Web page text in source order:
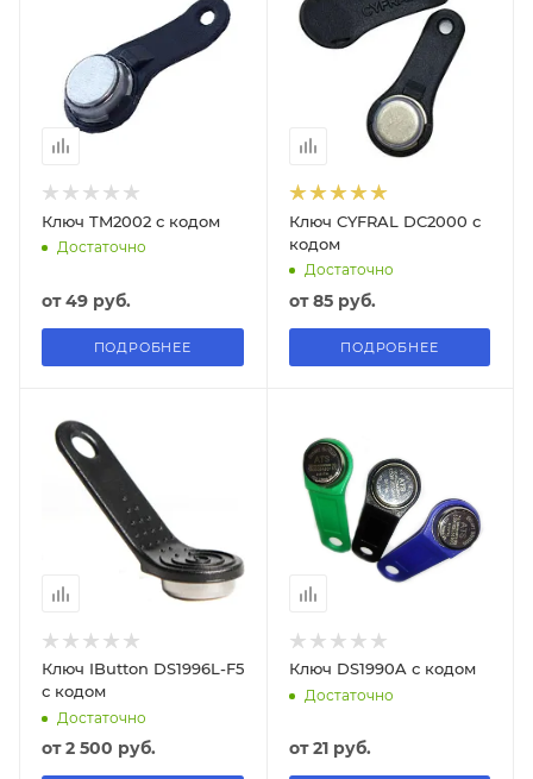
Ключ TM2002 с кодом
Достаточно
от49 руб.
ПОДРОБНЕЕ
Ключ CYFRAL DC2000 с
кодом
Достаточно
от85 руб.
ПОДРОБНЕЕ
Ключ IButton DS1996L-F5
с кодом
Достаточно
от2 500 руб.
Ключ DS1990A с кодом
Достаточно
от21 руб.